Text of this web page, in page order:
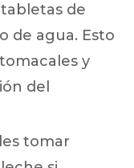
de
de agua. Esto
y
del
tomar